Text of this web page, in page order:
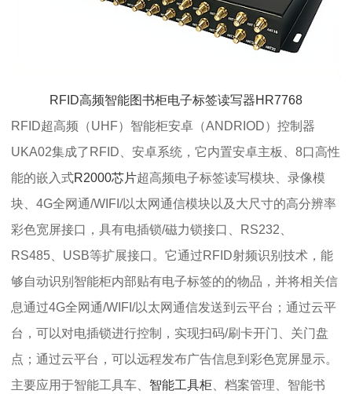
RFID高频智能图书柜电子标签读写器HR7768
RFID超高频（UHF）智能柜安卓（ANDRIOD）控制器
UKA02集成了RFID、安卓系统，它内置安卓主板、8口高性
能的嵌入式R2000芯片超高频电子标签读写模块、录像模
块、4G全网通/WIFI/以太网通信模块以及大尺寸的高分辨率
彩色宽屏接口，具有电插锁/磁力锁接口、RS232、
RS485、USB等扩展接口。它通过RFID射频识别技术，能
够自动识别智能柜内部贴有电子标签的的物品，并将相关信
息通过4G全网通/WIFI/以太网通信发送到云平台；通过云平
台，可以对电插锁进行控制，实现扫码/刷卡开门、关门盘
点；通过云平台，可以远程发布广告信息到彩色宽屏显示。
主要应用于智能工具车、 智能工具柜 、档案管理、智能书